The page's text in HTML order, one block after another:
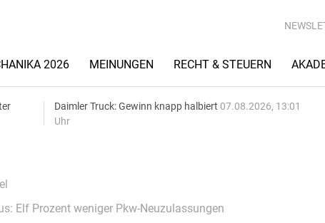
2026 MEINUNGEN RECHT & STEUERN
Daimler Truck: Gewinn knapp halbiert 07.08.2026, 13:01
Uhr
Elf Prozent weniger Pkw-Neuzulassungen